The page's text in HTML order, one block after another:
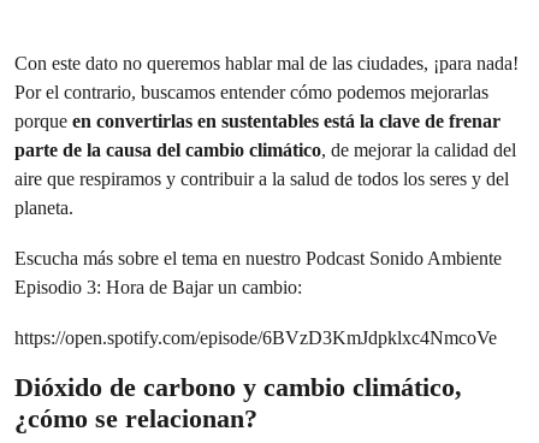
Con este dato no queremos hablar mal de las ciudades, ¡para nada!
Por el contrario, buscamos entender cómo podemos mejorarlas
porque en convertirlas en sustentables está la clave de frenar
parte de la causa del cambio climático, de mejorar la calidad del
aire que respiramos y contribuir a la salud de todos los seres y del
planeta.
Escucha más sobre el tema en nuestro Podcast Sonido Ambiente
Episodio 3: Hora de Bajar un cambio:
https://open.spotify.com/episode/6BVzD3KmJdpklxc4NmcoVe
Dióxido de carbono y cambio climático,
¿cómo se relacionan?